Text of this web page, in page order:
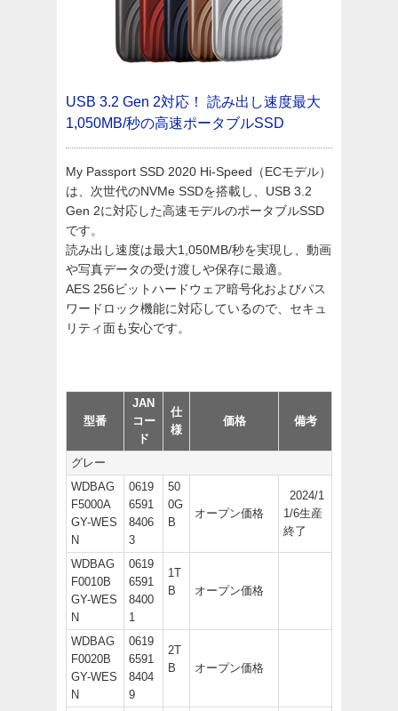
USB 3.2 Gen 2対応！
読み出し速度最大
1,050MB/秒の高速ポータブルSSD
My Passport SSD 2020 Hi-Speed（ECモデル）
は、次世代のNVMe SSDを搭載し、USB 3.2
Gen 2に対応した高速モデルのポータブルSSD
です。
読み出し速度は最大1,050MB/秒を実現し、動画
や写真データの受け渡しや保存に最適。
AES 256ビットハードウェア暗号化およびパス
ワードロック機能に対応しているので、セキュ
リティ面も安心です。
型番
JAN
コー
ド
仕
様
価格 備考
グレー
WDBAG
F5000A
GY-WES
N
0619
6591
8406
3
50
0G
B
オープン価格
2024/1
1/6生産
終了
WDBAG
F0010B
GY-WES
N
0619
6591
8400
1
1T
B
オープン価格
WDBAG
F0020B
GY-WES
N
0619
6591
8404
9
2T
B
オープン価格